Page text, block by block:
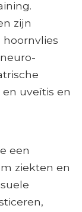
zijn
uveïtis en
een
ziekten en